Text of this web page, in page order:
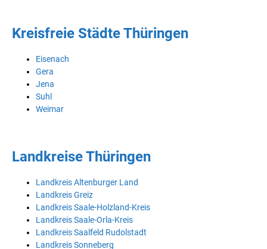
Kreisfreie Städte Thüringen
Eisenach
Gera
Jena
Suhl
Weimar
Landkreise Thüringen
Landkreis Altenburger Land
Landkreis Greiz
Landkreis Saale-Holzland-Kreis
Landkreis Saale-Orla-Kreis
Landkreis Saalfeld Rudolstadt
Landkreis Sonneberg